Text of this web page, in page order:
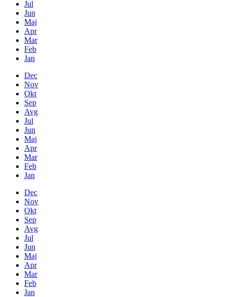
Jul
Jun
Maj
Apr
Mar
Feb
Jan
Dec
Nov
Okt
Sep
Avg
Jul
Jun
Maj
Apr
Mar
Feb
Jan
Dec
Nov
Okt
Sep
Avg
Jul
Jun
Maj
Apr
Mar
Feb
Jan